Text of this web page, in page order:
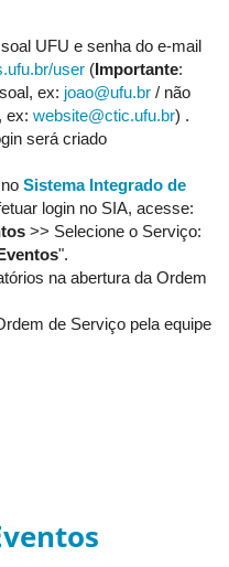
UFU e senha do e-mail
user (Importante:
ex: joao@ufu.br / não
ex: website@ctic.ufu.br) .
será criado
Sistema Integrado de
login no SIA, acesse:
>> Selecione o Serviço:
".
na abertura da Ordem
de Serviço pela equipe